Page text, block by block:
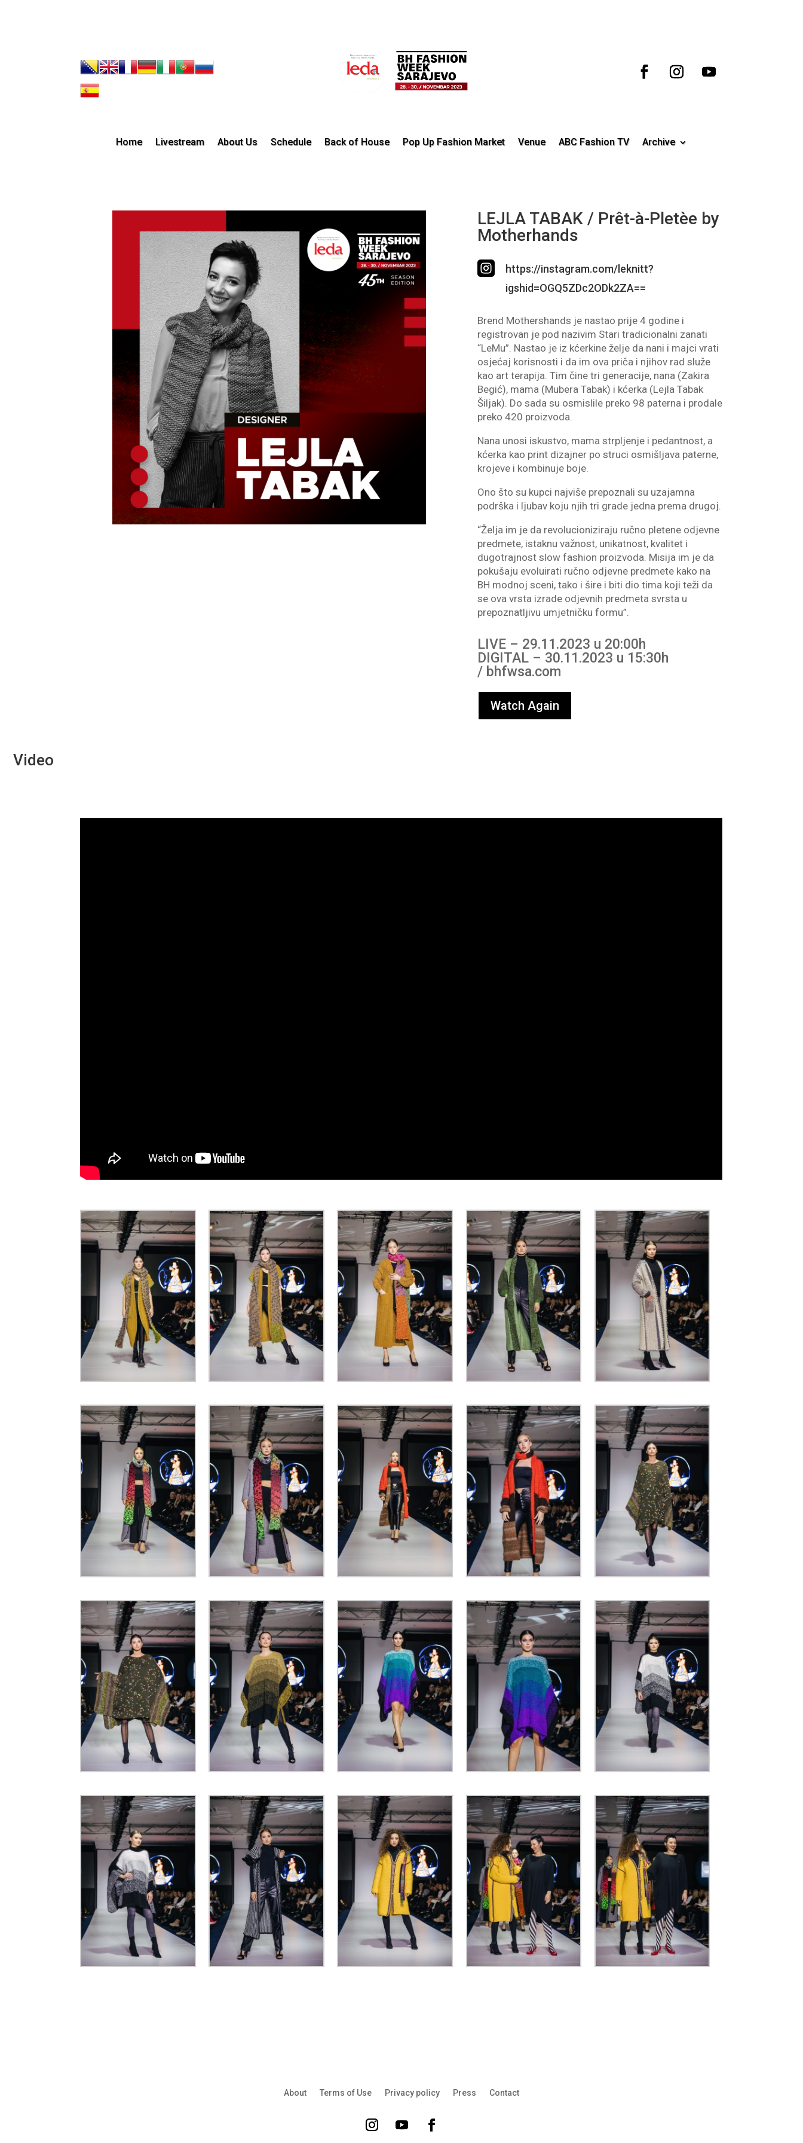
Home Livestream About Us Schedule Back of House Pop Up Fashion Market Venue ABC Fashion TV Archive
LEJLA TABAK / Prêt-à-Pletèe by
Motherhands

https://instagram.com/leknitt?
igshid=OGQ5ZDc2ODk2ZA==
Brend Mothershands je nastao prije 4 godine i
registrovan je pod nazivim Stari tradicionalni zanati
“LeMu”. Nastao je iz kćerkine želje da nani i majci vrati
osjećaj korisnosti i da im ova priča i njihov rad služe
kao art terapija. Tim čine tri generacije, nana (Zakira
Begić), mama (Mubera Tabak) i kćerka (Lejla Tabak
Šiljak). Do sada su osmislile preko 98 paterna i prodale
preko 420 proizvoda.
Nana unosi iskustvo, mama strpljenje i pedantnost, a
kćerka kao print dizajner po struci osmišljava paterne,
krojeve i kombinuje boje.
Ono što su kupci najviše prepoznali su uzajamna
podrška i ljubav koju njih tri grade jedna prema drugoj.
“Želja im je da revolucioniziraju ručno pletene odjevne
predmete, istaknu važnost, unikatnost, kvalitet i
dugotrajnost slow fashion proizvoda. Misija im je da
pokušaju evoluirati ručno odjevne predmete kako na
BH modnoj sceni, tako i šire i biti dio tima koji teži da
se ova vrsta izrade odjevnih predmeta svrsta u
prepoznatljivu umjetničku formu”.
LIVE – 29.11.2023 u 20:00h
DIGITAL – 30.11.2023 u 15:30h
/ bhfwsa.com
Watch Again
Video
About Terms of Use Privacy policy Press Contact